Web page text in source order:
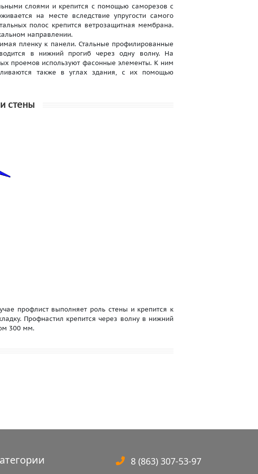
слоями и крепится с помощью саморезов с
на месте вследствие упругости самого
полос крепится ветрозащитная мембрана.
направлении.
пленку к панели. Стальные профилированные
в нижний прогиб через одну волну. На
проемов используют фасонные элементы. К ним
также в углах здания, с их помощью
стены
профлист выполняет роль стены и крепится к
Профнастил крепится через волну в нижний
300 мм.
8 (863) 307-53-97